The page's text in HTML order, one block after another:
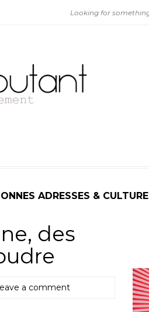
ADRESSES & CULTURE
des
a comment